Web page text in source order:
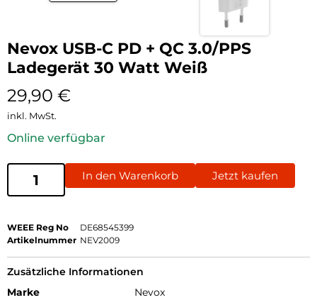
Nevox USB-C PD + QC 3.0/PPS
Ladegerät 30 Watt Weiß
29,90 €
inkl. MwSt.
Online verfügbar
In den Warenkorb Jetzt kaufen
WEEE Reg No
DE68545399
Artikelnummer NEV2009
Zusätzliche Informationen
Marke
Nevox